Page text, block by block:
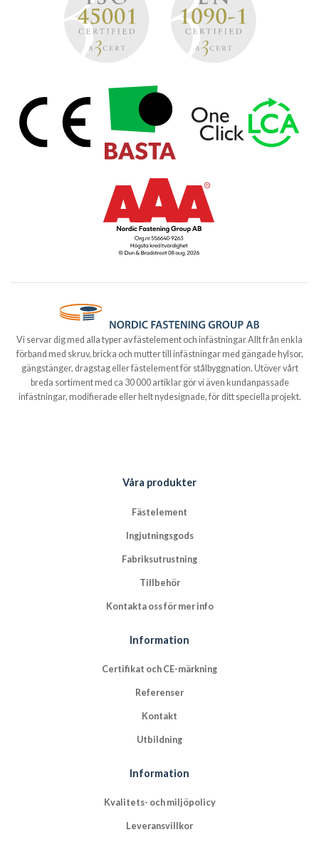
Vi servar dig med alla typer av fästelement och infästningar Allt från enkla
förband med skruv, bricka och mutter till infästningar med gängade hylsor,
gängstänger, dragstag eller fästelement för stålbyggnation. Utöver vårt
breda sortiment med ca 30 000 artiklar gör vi även kundanpassade
infästningar, modifierade eller helt nydesignade, för ditt speciella projekt.
Våra produkter
Fästelement
Ingjutningsgods
Fabriksutrustning
Tillbehör
Kontakta oss för mer info
Information
Certifikat och CE-märkning
Referenser
Kontakt
Utbildning
Information
Kvalitets- och miljöpolicy
Leveransvillkor